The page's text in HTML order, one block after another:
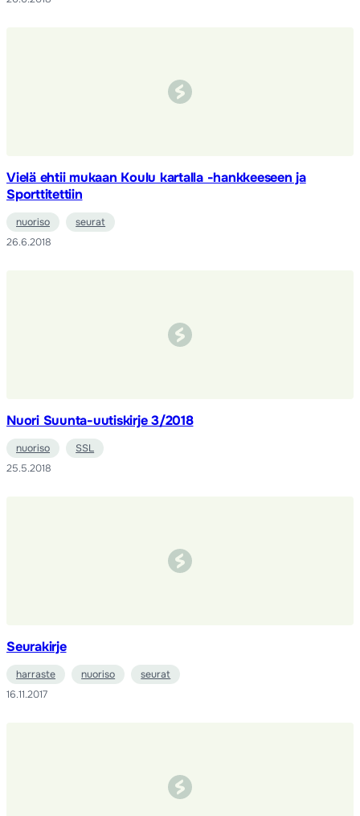
Vielä ehtii mukaan Koulu kartalla -hankkeeseen ja
Sporttitettiin
nuoriso
seurat
26.6.2018
Nuori Suunta-uutiskirje 3/2018
nuoriso
SSL
25.5.2018
Seurakirje
harraste nuoriso
seurat
16.11.2017